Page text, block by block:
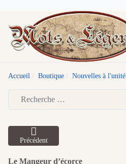
Accueil Boutique Nouvelles à l'unité
Précédent
Le Mangeur d’écorce